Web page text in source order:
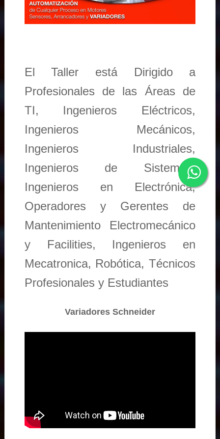
El Taller está Dirigido a
Profesionales de las Áreas de
TI, Ingenieros Eléctricos,
Ingenieros Mecánicos,
Ingenieros Industriales,
Ingenieros de Sistemas,
Ingenieros en Electrónica,
Operadores y Gerentes de
Mantenimiento Electromecánico
y Facilities, Ingenieros en
Mecatronica, Robótica, Técnicos
Profesionales y Estudiantes
Variadores Schneider